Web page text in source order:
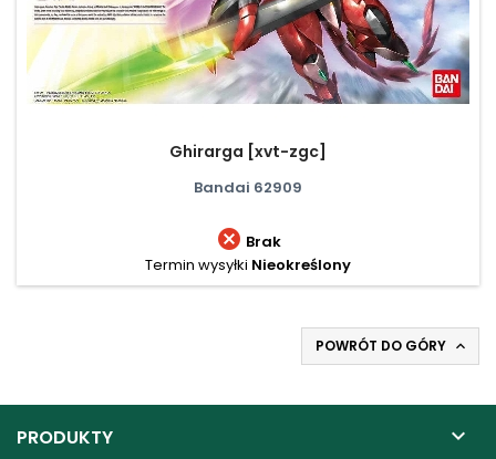
Ghirarga [xvt-zgc]
Bandai 62909
 Brak
Termin wysyłki Nieokreślony
POWRÓT DO GÓRY 
PRODUKTY 